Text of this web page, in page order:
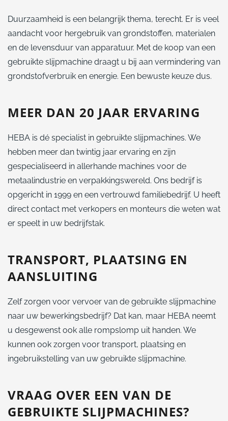
Duurzaamheid is een belangrijk thema, terecht. Er is veel
aandacht voor hergebruik van grondstoffen, materialen
en de levensduur van apparatuur. Met de koop van een
gebruikte slijpmachine draagt u bij aan vermindering van
grondstofverbruik en energie. Een bewuste keuze dus.
MEER DAN 20 JAAR ERVARING
HEBA is dé specialist in gebruikte slijpmachines. We
hebben meer dan twintig jaar ervaring en zijn
gespecialiseerd in allerhande machines voor de
metaalindustrie en verpakkingswereld. Ons bedrijf is
opgericht in 1999 en een vertrouwd familiebedrijf. U heeft
direct contact met verkopers en monteurs die weten wat
er speelt in uw bedrijfstak.
TRANSPORT, PLAATSING EN
AANSLUITING
Zelf zorgen voor vervoer van de gebruikte slijpmachine
naar uw bewerkingsbedrijf? Dat kan, maar HEBA neemt
u desgewenst ook alle rompslomp uit handen. We
kunnen ook zorgen voor transport, plaatsing en
ingebruikstelling van uw gebruikte slijpmachine.
VRAAG OVER EEN VAN DE
GEBRUIKTE SLIJPMACHINES?